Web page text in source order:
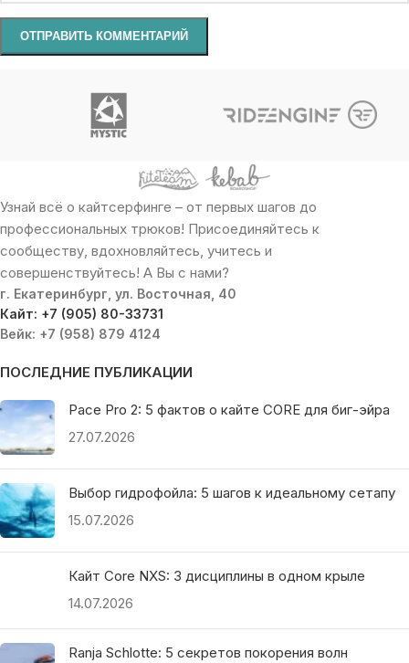
Узнай всё о кайтсерфинге – от первых шагов до
профессиональных трюков! Присоединяйтесь к
сообществу, вдохновляйтесь, учитесь и
совершенствуйтесь! А Вы с нами?
г. Екатеринбург, ул. Восточная, 40
Кайт: +7 (905) 80-33731
Вейк: +7 (958) 879 4124
ПОСЛЕДНИЕ ПУБЛИКАЦИИ
Pace Pro 2: 5 фактов о кайте CORE для биг-эйра
27.07.2026
Выбор гидрофойла: 5 шагов к идеальному сетапу
15.07.2026
Кайт Core NXS: 3 дисциплины в одном крыле
14.07.2026
Ranja Schlotte: 5 секретов покорения волн